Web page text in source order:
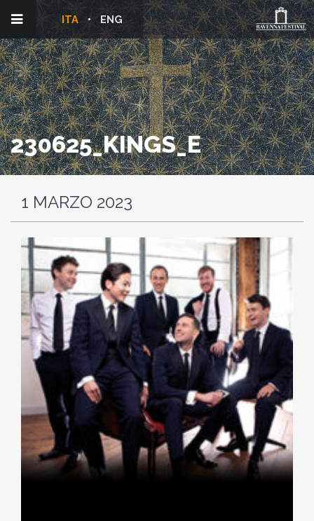
ENG
ITA
230625_KINGS_E
1 MARZO 2023